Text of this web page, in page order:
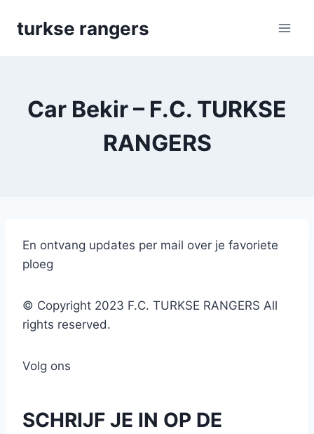
turkse rangers
Car Bekir – F.C. TURKSE
RANGERS
En ontvang updates per mail over je favoriete
ploeg
© Copyright 2023 F.C. TURKSE RANGERS All
rights reserved.
Volg ons
SCHRIJF JE IN OP DE